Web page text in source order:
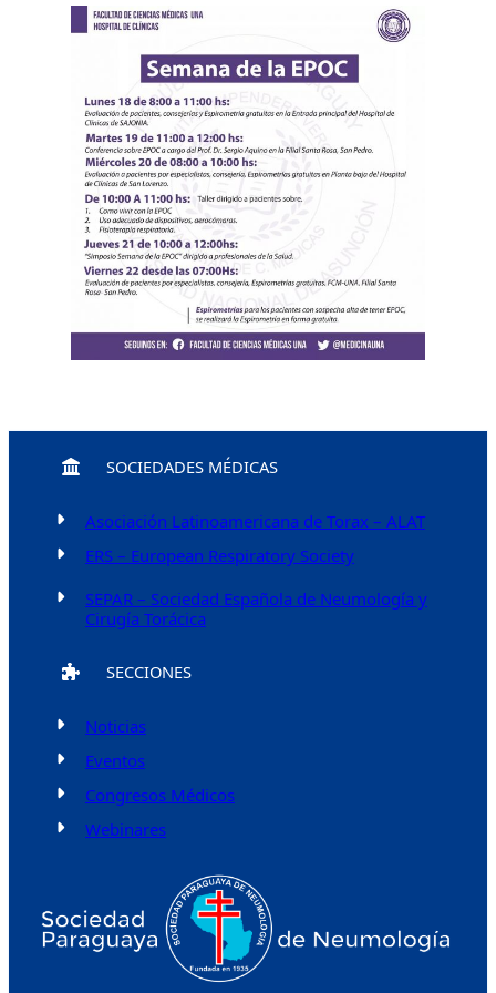
SOCIEDADES MÉDICAS
Asociación Latinoamericana de Torax – ALAT
ERS – European Respiratory Society
SEPAR – Sociedad Española de Neumología y
Cirugía Torácica
SECCIONES
Noticias
Eventos
Congresos Médicos
Webinares